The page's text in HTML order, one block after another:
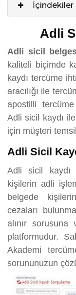
İçindekiler
Adli
Adli sicil
kaliteli biçimde
kaydı tercüme
aracılığı ile
apostilli
Adli sicil kaydı
için müşteri
Adli Sicil
Adli sicil kaydı
kişilerin adli
belgede
cezaları
alınır
platformudur.
Akademi
sorununuzun